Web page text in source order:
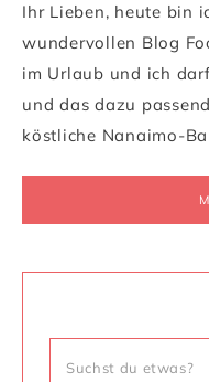
Ihr Lieben, heute bin
wundervollen Blog
im Urlaub und ich
und das dazu
köstliche Nanaimo-